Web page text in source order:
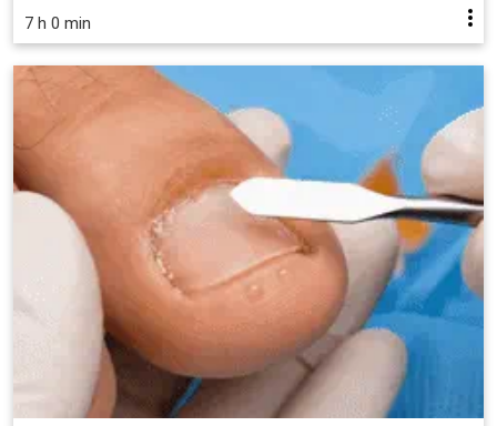
7 h 0 min